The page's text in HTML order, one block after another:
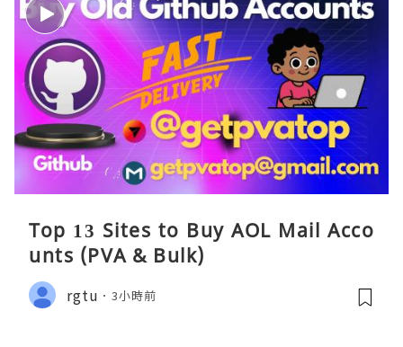
Top 13 Sites to Buy AOL Mail Acco
unts (PVA & Bulk)
rgtu 3小時前